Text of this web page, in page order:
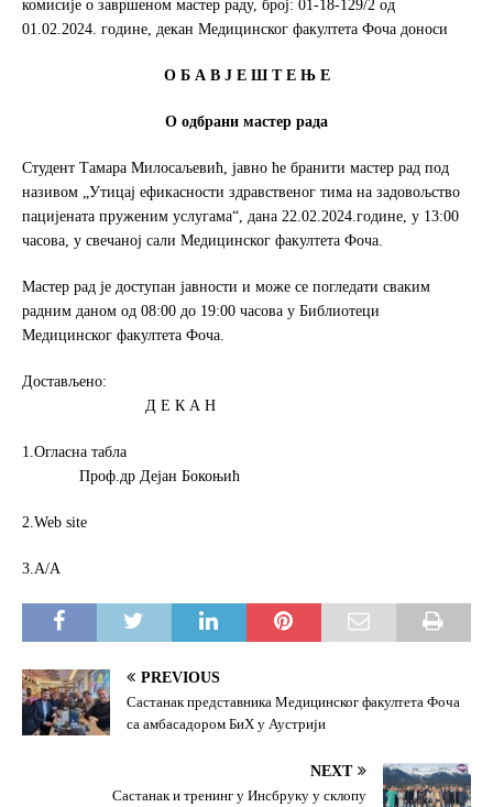
комисије о завршеном мастер раду, број: 01-18-129/2 од
01.02.2024. године, декан Медицинског факултета Фоча доноси
О Б А В Ј Е Ш Т Е Њ Е
О одбрани мастер рада
Студент Тамара Милосаљевић, јавно ће бранити мастер рад под
називом „Утицај ефикасности здравственог тима на задовољство
пацијената пруженим услугама“, дана 22.02.2024.године, у 13:00
часова, у свечаној сали Медицинског факултета Фоча.
Мастер рад је доступан јавности и може се погледати сваким
радним даном од 08:00 до 19:00 часова у Библиотеци
Медицинског факултета Фоча.
Достављено:
Д Е К А Н
1.Огласна табла
Проф.др Дејан Бокоњић
2.Web site
3.А/А
PREVIOUS
Састанак представника Медицинског факултета Фоча
са амбасадором БиХ у Аустрији
NEXT
Састанак и тренинг у Инсбруку у склопу